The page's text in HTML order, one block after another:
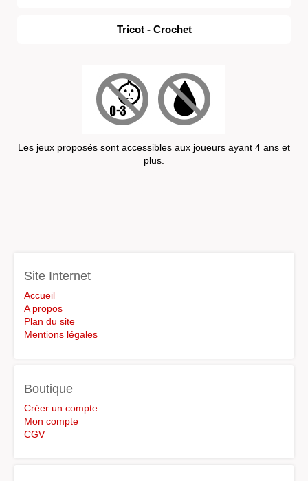
Tricot - Crochet
Les jeux proposés sont accessibles aux joueurs ayant 4 ans et
plus.
Site Internet
Accueil
A propos
Plan du site
Mentions légales
Boutique
Créer un compte
Mon compte
CGV